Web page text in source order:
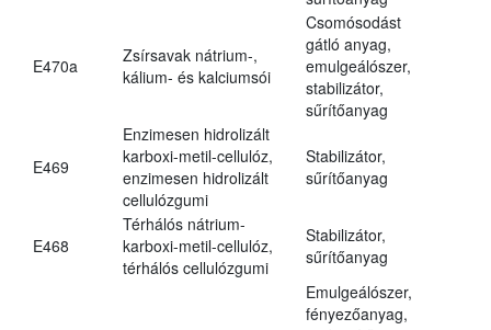
E470a
Zsírsavak nátrium-,
kálium- és kalciumsói
Csomósodást
gátló anyag,
emulgeálószer,
stabilizátor,
sűrítőanyag
E469
Enzimesen hidrolizált
karboxi-metil-cellulóz,
enzimesen hidrolizált
cellulózgumi
Stabilizátor,
sűrítőanyag
E468
Térhálós nátrium-
karboxi-metil-cellulóz,
térhálós cellulózgumi
Stabilizátor,
sűrítőanyag
Emulgeálószer,
fényezőanyag,